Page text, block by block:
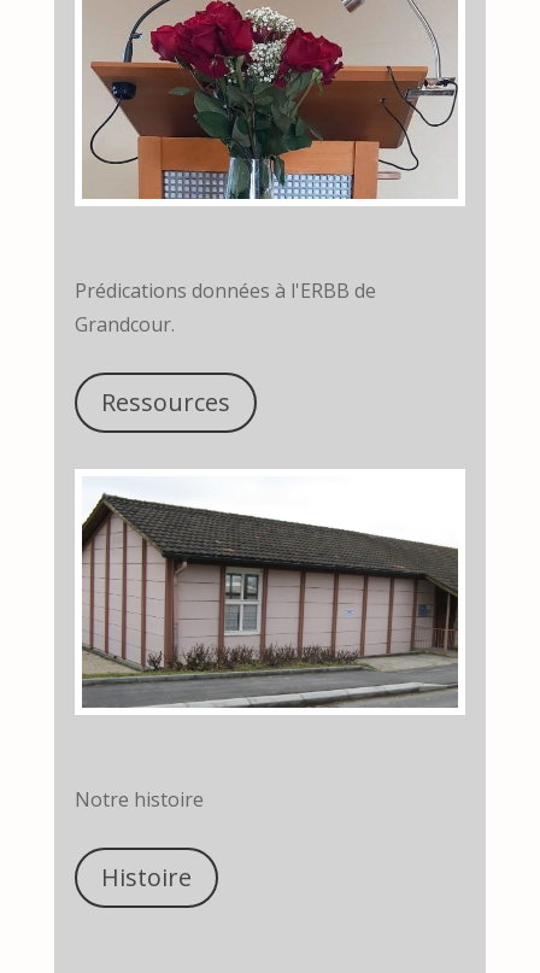
Prédications données à l'ERBB de
Grandcour.
Ressources
Notre histoire
Histoire